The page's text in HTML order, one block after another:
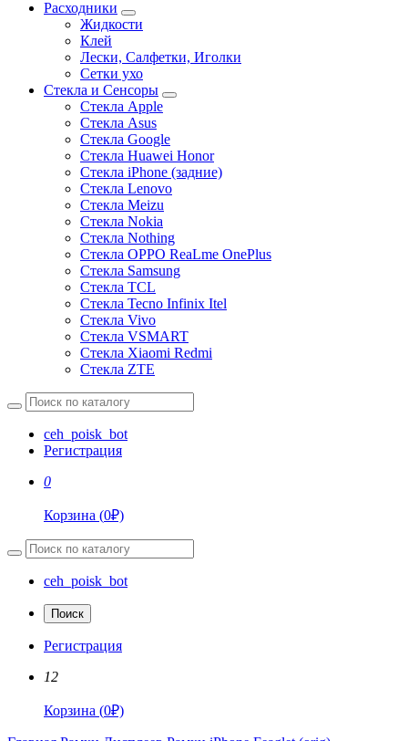
Расходники
Жидкости
Клей
Лески, Салфетки, Иголки
Сетки ухо
Стекла и Сенсоры
Стекла Apple
Стекла Asus
Стекла Google
Стекла Huawei Honor
Стекла iPhone (задние)
Стекла Lenovo
Стекла Meizu
Стекла Nokia
Стекла Nothing
Стекла OPPO ReaLme OnePlus
Стекла Samsung
Стекла TCL
Стекла Tecno Infinix Itel
Стекла Vivo
Стекла VSMART
Стекла Xiaomi Redmi
Стекла ZTE
ceh_poisk_bot
Регистрация
0
Корзина (0₽)
ceh_poisk_bot
Поиск
Регистрация
12
Корзина (0₽)